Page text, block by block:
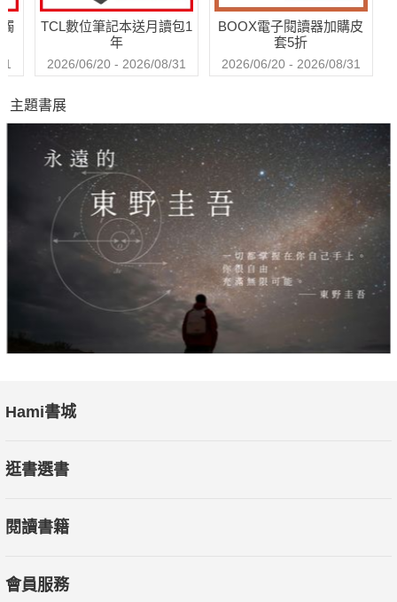
場落腳，在展店模式上有相當大的不同。藥妝狂搜達人鄭世彬將
一一剖析讓你知。
★超美妝攻略+新品調查局
藥妝狂搜達人鄭世彬，深入各藥商、美妝廠商，以「平實專業」
的角度，嚴選東京藥妝不可錯過的新掀貨！最夢幻！超逸品！帶
你愛漂亮失心買瘋日本藥妝店！
★超人氣車站伴手禮
許多人在日本自由行的過程中，都會發現部分大型車站本身根本
就是一座商場，除了便當等可以帶上長途列出享用的食物之外，
看了就令人口水狂流的甜點伴手禮更是多到不勝枚舉。這一回，
藥妝狂搜達人鄭世彬將帶大家一起逛逛東京車站及品川車站內的
ecute商場，看看有什麼吸引人的伴手禮。
TCL數位筆記本送月讀包1
年
2026/06/20 - 2026/08/31
BOOX電子閱讀器加購皮
套5折
2026/06/20 - 2026/08/31
主題書展
Hami書城
逛書選書
閱讀書籍
會員服務